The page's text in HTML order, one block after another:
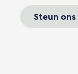
Steun ons